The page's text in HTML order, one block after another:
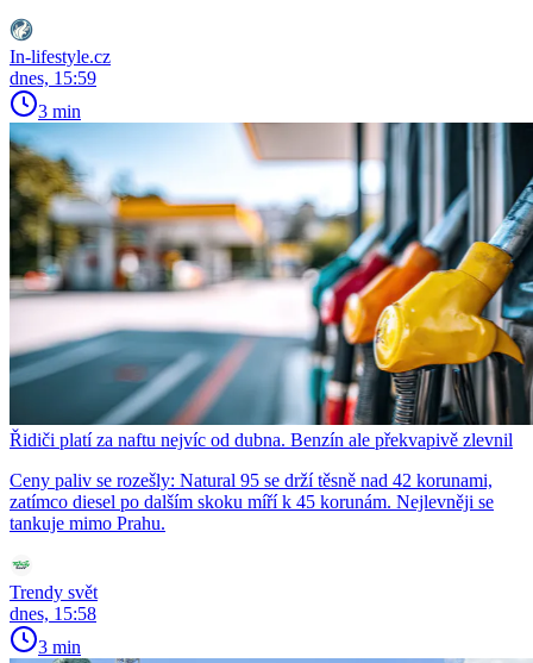
In-lifestyle.cz
dnes, 15:59
3 min
Řidiči platí za naftu nejvíc od dubna. Benzín ale překvapivě zlevnil
Ceny paliv se rozešly: Natural 95 se drží těsně nad 42 korunami,
zatímco diesel po dalším skoku míří k 45 korunám. Nejlevněji se
tankuje mimo Prahu.
Trendy svět
dnes, 15:58
3 min